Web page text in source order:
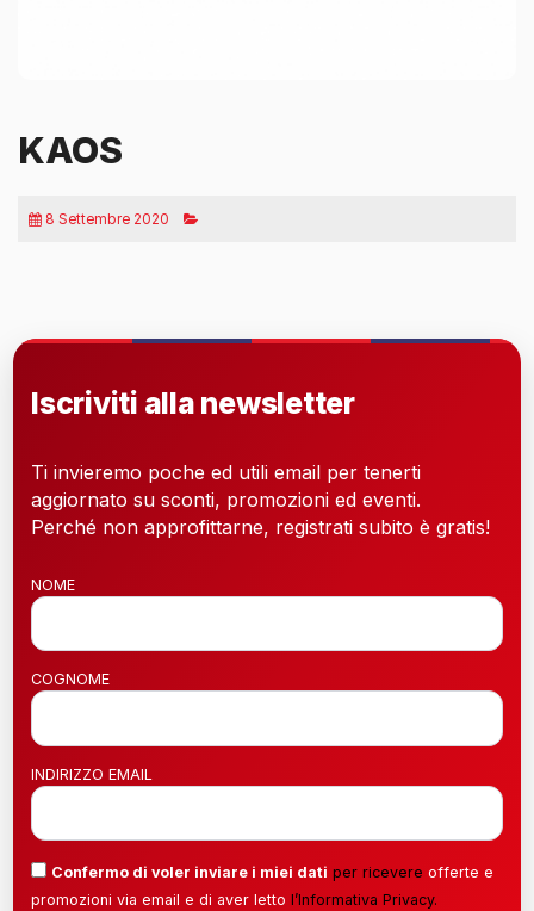
KAOS
8 Settembre 2020
Iscriviti alla newsletter
Ti invieremo poche ed utili email per tenerti
aggiornato su sconti, promozioni ed eventi.
Perché non approfittarne, registrati subito è gratis!
NOME
COGNOME
INDIRIZZO EMAIL
Confermo di voler inviare i miei dati per ricevere offerte e
promozioni via email e di aver letto l’Informativa Privacy.